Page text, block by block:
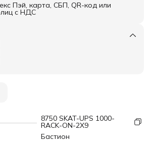
Пэй, карта, СБП, QR-код или
с НДС
8750 SKAT-UPS 1000-
RACK-ON-2X9
Бастион